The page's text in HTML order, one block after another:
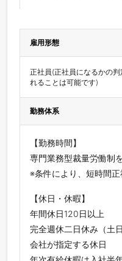
雇用形態
正社員(正社員になるかの
れることは可能です)
勤務体系
【勤務時間】
専門業務型裁量労働制
※条件により、短時間
【休日・休暇】
年間休日120日以上
完全週休二日休み（土
会社が指定する休日